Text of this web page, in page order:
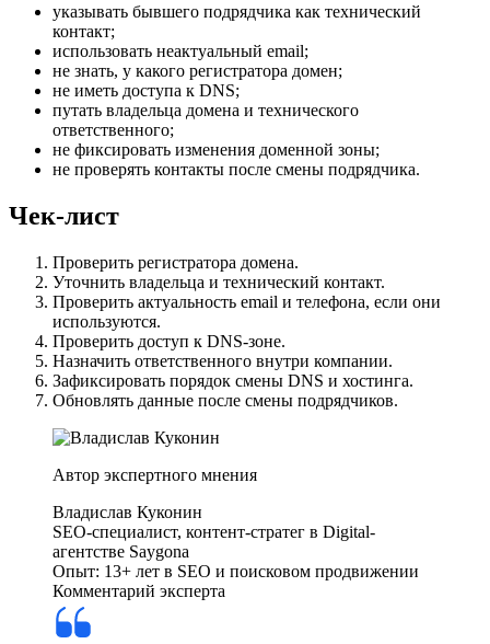
указывать бывшего подрядчика как технический
контакт;
использовать неактуальный email;
не знать, у какого регистратора домен;
не иметь доступа к DNS;
путать владельца домена и технического
ответственного;
не фиксировать изменения доменной зоны;
не проверять контакты после смены подрядчика.
Чек-лист
Проверить регистратора домена.
Уточнить владельца и технический контакт.
Проверить актуальность email и телефона, если они
используются.
Проверить доступ к DNS-зоне.
Назначить ответственного внутри компании.
Зафиксировать порядок смены DNS и хостинга.
Обновлять данные после смены подрядчиков.
Автор экспертного мнения
Владислав Куконин
SEO-специалист, контент-стратег в Digital-
агентстве Saygona
Опыт: 13+ лет в SEO и поисковом продвижении
Комментарий эксперта